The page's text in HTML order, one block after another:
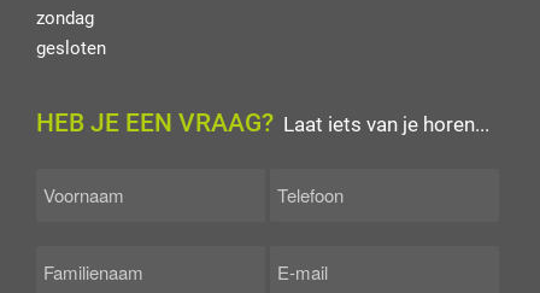
zondag
gesloten
HEB JE EEN VRAAG? Laat iets van je horen...